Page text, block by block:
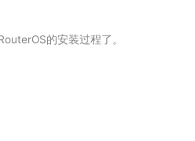
的安装过程了。